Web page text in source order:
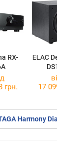
RX-
ELAC
грн.
17
Harmony